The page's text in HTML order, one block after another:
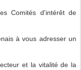
Comités d'intérêt de
à vous adresser un
et la vitalité de la